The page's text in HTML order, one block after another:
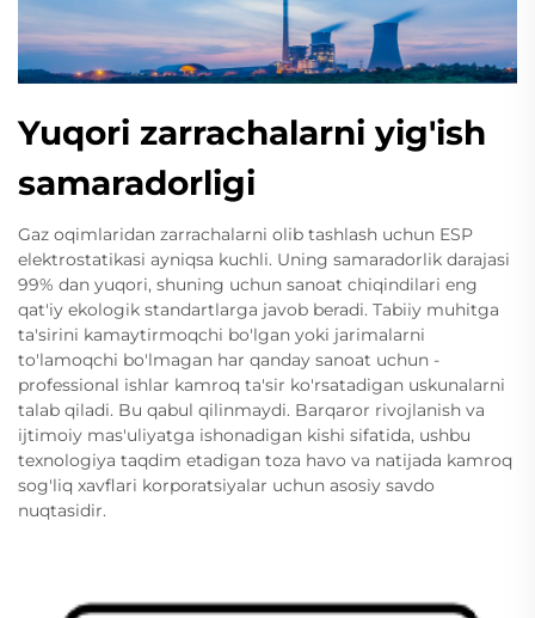
Yuqori zarrachalarni yig'ish
samaradorligi
Gaz oqimlaridan zarrachalarni olib tashlash uchun ESP
elektrostatikasi ayniqsa kuchli. Uning samaradorlik darajasi
99% dan yuqori, shuning uchun sanoat chiqindilari eng
qat'iy ekologik standartlarga javob beradi. Tabiiy muhitga
ta'sirini kamaytirmoqchi bo'lgan yoki jarimalarni
to'lamoqchi bo'lmagan har qanday sanoat uchun -
professional ishlar kamroq ta'sir ko'rsatadigan uskunalarni
talab qiladi. Bu qabul qilinmaydi. Barqaror rivojlanish va
ijtimoiy mas'uliyatga ishonadigan kishi sifatida, ushbu
texnologiya taqdim etadigan toza havo va natijada kamroq
sog'liq xavflari korporatsiyalar uchun asosiy savdo
nuqtasidir.